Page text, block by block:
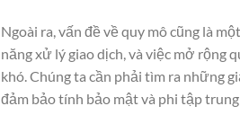
Ngoài ra, vấn đề về quy mô cũng là
năng xử lý giao dịch, và việc mở rộng
khó. Chúng ta cần phải tìm ra những
đảm bảo tính bảo mật và phi tập